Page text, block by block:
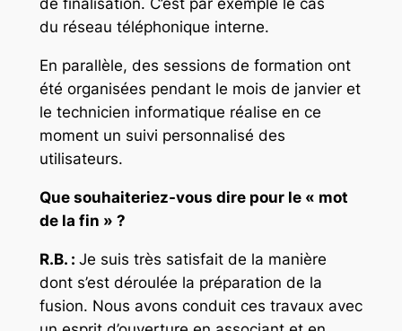
de finalisation. C’est par exemple le cas
du réseau téléphonique interne.
En parallèle, des sessions de formation ont
été organisées pendant le mois de janvier et
le technicien informatique réalise en ce
moment un suivi personnalisé des
utilisateurs.
Que souhaiteriez-vous dire pour le « mot
de la fin » ?
R.B. : Je suis très satisfait de la manière
dont s’est déroulée la préparation de la
fusion. Nous avons conduit ces travaux avec